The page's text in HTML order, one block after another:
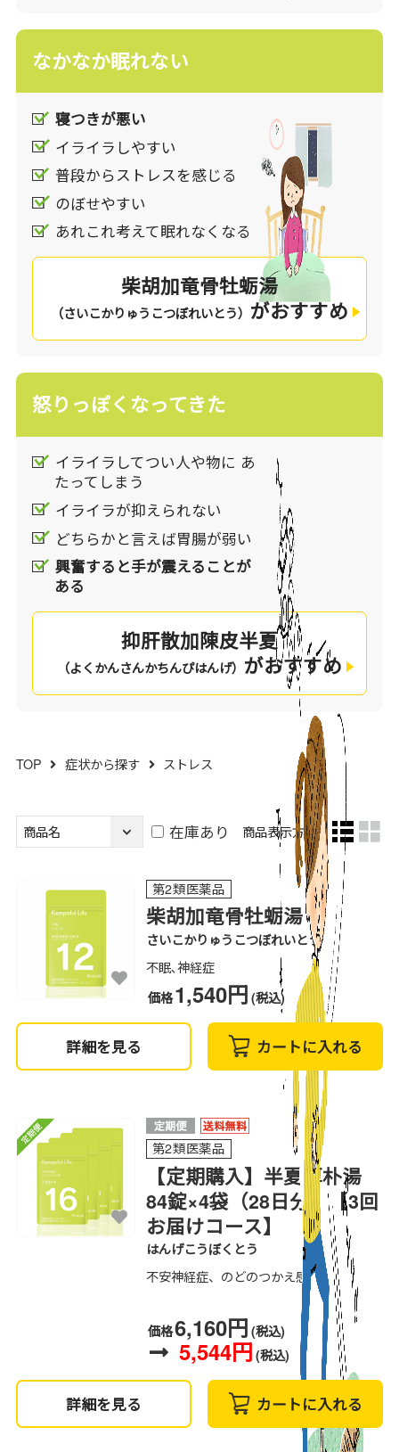
もありますが、まさしくその通りで、このような
自律神経の働きを支えるものも漢方では「気」と
イライラなどの情緒が安定しづらくなり様々な不
定愁訴が現れます。
漢方薬は、ストレスによって乱れた「気」の巡り
を整え、それに伴う身体のバランスの乱れも整え
ることで、「イライラ」「気分の落ち込み」「不
安」「不眠」「のどのつかえ感」などの ”なんと
なく不調”といった状態を改善します。こころだ
けでなく身体の症状にも一緒に働きかけられるた
めストレスと上手く向き合うことを手助けしてく
れます。
んか。よりチェックの多いものや、一番気になる
す。
なかなか眠れない
寝つきが悪い
イライラしやすい
普段からストレスを感じる
のぼせやすい
あれこれ考えて眠れなくなる
柴胡加竜骨牡蛎湯
（さいこかりゅうこつぼれいとう） がおすすめ
怒りっぽくなってきた
イライラしてつい人や物に あ
たってしまう
イライラが抑えられない
どちらかと言えば胃腸が弱い
興奮すると手が震えることが
ある
抑肝散加陳皮半夏
（よくかんさんかちんぴはんげ） がおすすめ
TOP 症状から探す ストレス
在庫あり 商品表示方法：
第2類医薬品
柴胡加竜骨牡蛎湯
さいこかりゅうこつぼれいとう
不眠､神経症
価格1,540円 (税込)
詳細を見る カートに入れる
第2類医薬品
【定期購入】半夏厚朴湯
84錠×4袋（28日分）【3回
お届けコース】
はんげこうぼくとう
不安神経症、のどのつかえ感
価格6,160円 (税込)
5,544円 (税込)
詳細を見る カートに入れる